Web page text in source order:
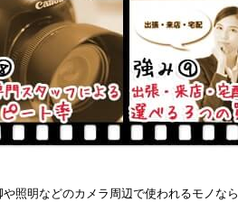
照明などのカメラ周辺で使われるモノなら